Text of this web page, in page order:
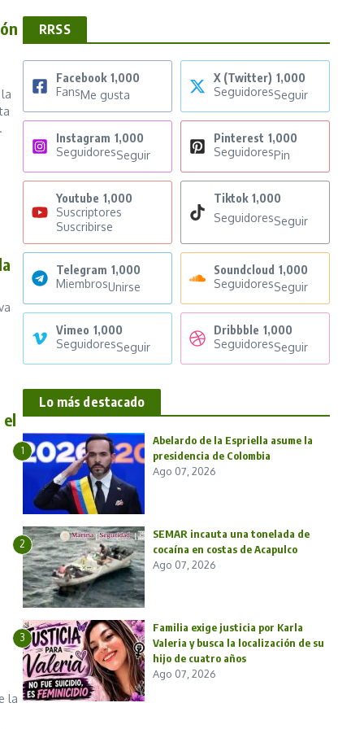
la
RRSS
Facebook 1,000
FansMe gusta
X (Twitter) 1,000
SeguidoresSeguir
Instagram 1,000
SeguidoresSeguir
Pinterest 1,000
SeguidoresPin
Youtube 1,000
Suscriptores
Suscribirse
Tiktok 1,000
SeguidoresSeguir
Telegram 1,000
MiembrosUnirse
Soundcloud 1,000
SeguidoresSeguir
Vimeo 1,000
SeguidoresSeguir
Dribbble 1,000
SeguidoresSeguir
Lo más destacado
1
Abelardo de la Espriella asume la
presidencia de Colombia
Ago 07, 2026
2
SEMAR incauta una tonelada de
cocaína en costas de Acapulco
Ago 07, 2026
3
Familia exige justicia por Karla
Valeria y busca la localización de su
hijo de cuatro años
Ago 07, 2026